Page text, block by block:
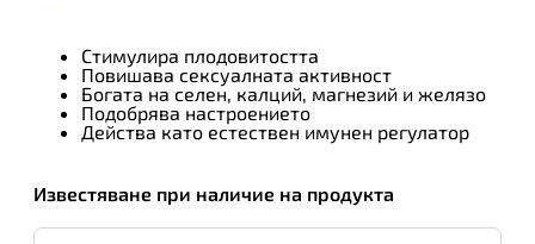
Стимулира плодовитостта
Повишава сексуалната активност
Богата на селен, калций, магнезий и желязо
Подобрява настроението
Действа като естествен имунен регулатор
Известяване при наличие на продукта